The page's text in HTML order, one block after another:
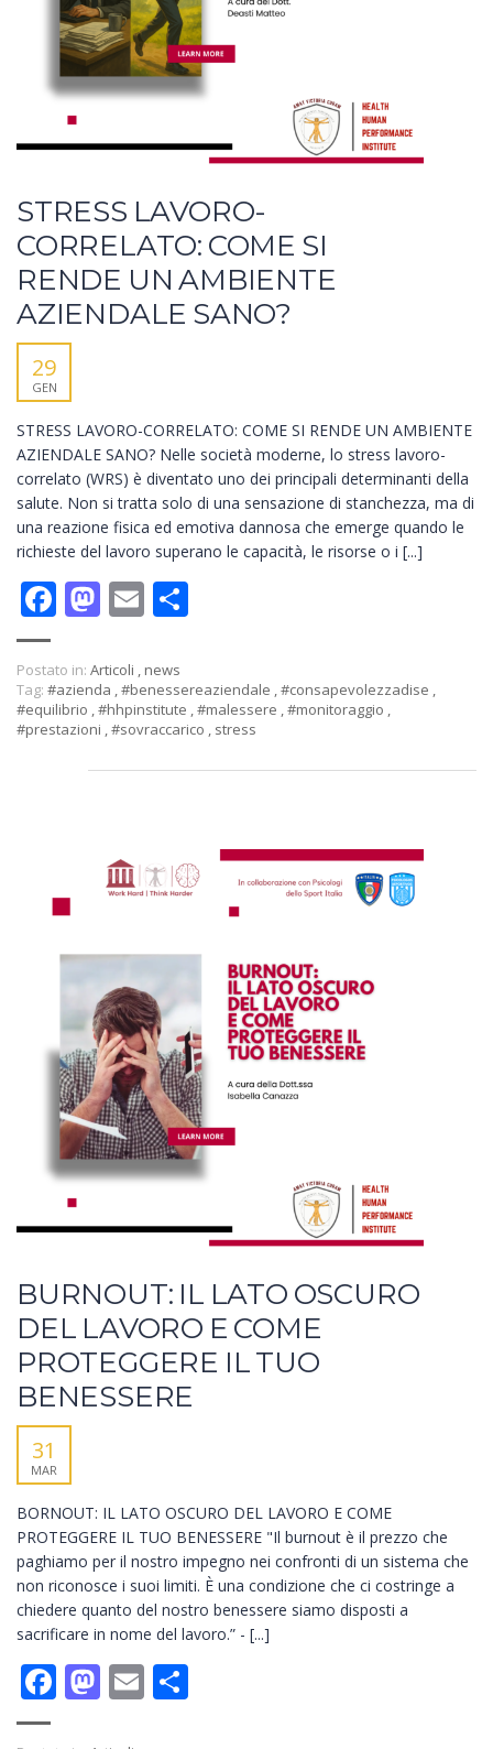
STRESS LAVORO-
CORRELATO: COME SI
RENDE UN AMBIENTE
AZIENDALE SANO?
29
GEN
STRESS LAVORO-CORRELATO: COME SI RENDE UN AMBIENTE
AZIENDALE SANO? Nelle società moderne, lo stress lavoro-
correlato (WRS) è diventato uno dei principali determinanti della
salute. Non si tratta solo di una sensazione di stanchezza, ma di
una reazione fisica ed emotiva dannosa che emerge quando le
richieste del lavoro superano le capacità, le risorse o i [...]
Facebook
Mastodon
Email
Postato in: Articoli
news
Tag: #azienda #benessereaziendale #consapevolezzadise
#equilibrio #hhpinstitute #malessere #monitoraggio
#prestazioni #sovraccarico stress
BURNOUT: IL LATO OSCURO
DEL LAVORO E COME
PROTEGGERE IL TUO
BENESSERE
31
MAR
BORNOUT: IL LATO OSCURO DEL LAVORO E COME
PROTEGGERE IL TUO BENESSERE "Il burnout è il prezzo che
paghiamo per il nostro impegno nei confronti di un sistema che
non riconosce i suoi limiti. È una condizione che ci costringe a
chiedere quanto del nostro benessere siamo disposti a
sacrificare in nome del lavoro.” - [...]
Facebook
Mastodon
Email